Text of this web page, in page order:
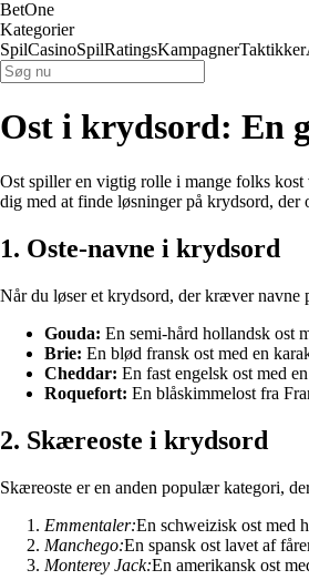
BetOne
Kategorier
SpilCasinoSpilRatingsKampagnerTaktikker
Ost i krydsord: En
Ost spiller en vigtig rolle i mange folks
dig med at finde løsninger på krydsord, der
1. Oste-navne i krydsord
Når du løser et krydsord, der kræver navne
Gouda: En semi-hård hollandsk ost
Brie: En blød fransk ost med en
Cheddar: En fast engelsk ost med
Roquefort: En blåskimmelost fra
2. Skæreoste i krydsord
Skæreoste er en anden populær kategori,
Emmentaler:En schweizisk ost med
Manchego:En spansk ost lavet af
Monterey Jack:En amerikansk ost